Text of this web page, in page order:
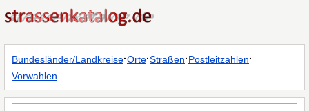
Bundesländer/Landkreise·Orte·Straßen·Postleitzahlen·
Vorwahlen